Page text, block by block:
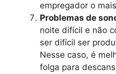
empregador o
Problemas de
noite difícil e não
ser difícil ser
Nesse caso, é
folga para